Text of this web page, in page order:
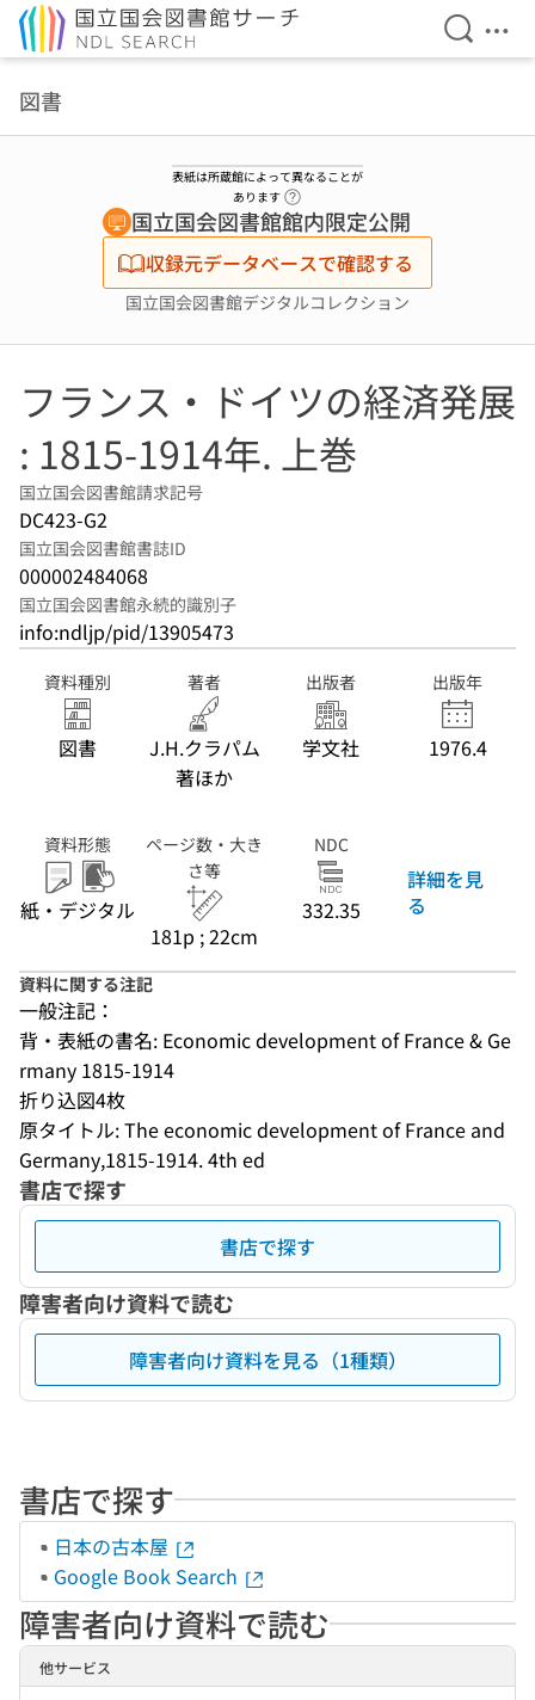
検索を
メ
図書
表紙は所蔵館によって異なることが
あります
国立国会図書館館内限定公開
収録元データベースで確認する
国立国会図書館デジタルコレクション
フランス・ドイツの経済発展
: 1815-1914年. 上巻
国立国会図書館請求記号
DC423-G2
国立国会図書館書誌ID
000002484068
国立国会図書館永続的識別子
info:ndljp/pid/13905473
資料種別
図書
著者
J.H.クラパム
著ほか
出版者
学文社
出版年
1976.4
資料形態
紙・デジタル
ページ数・大き
さ等
181p ; 22cm
NDC
332.35
詳細を見
る
資料に関する注記
一般注記：
背・表紙の書名: Economic development of France & Ge
rmany 1815-1914
折り込図4枚
原タイトル: The economic development of France and
Germany,1815-1914. 4th ed
書店で探す
書店で探す
障害者向け資料で読む
障害者向け資料を見る（1種類）
書店で探す
日本の古本屋
Google Book Search
障害者向け資料で読む
他サービス